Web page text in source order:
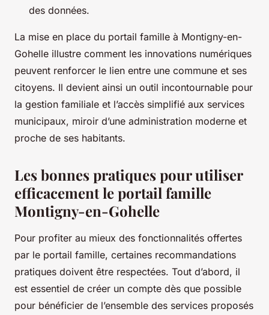
des données.
La mise en place du portail famille à Montigny-en-
Gohelle illustre comment les innovations numériques
peuvent renforcer le lien entre une commune et ses
citoyens. Il devient ainsi un outil incontournable pour
la gestion familiale et l’accès simplifié aux services
municipaux, miroir d’une administration moderne et
proche de ses habitants.
Les bonnes pratiques pour utiliser
efficacement le portail famille
Montigny-en-Gohelle
Pour profiter au mieux des fonctionnalités offertes
par le portail famille, certaines recommandations
pratiques doivent être respectées. Tout d’abord, il
est essentiel de créer un compte dès que possible
pour bénéficier de l’ensemble des services proposés